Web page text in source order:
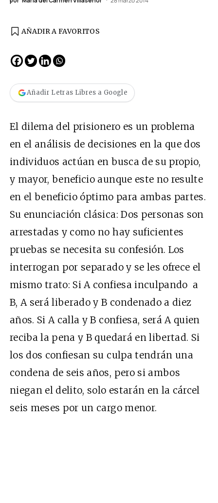
AÑADIR A FAVORITOS
Añadir Letras Libres a Google
El dilema del prisionero es un problema
en el análisis de decisiones en la que dos
individuos actúan en busca de su propio,
y mayor, beneficio aunque este no resulte
en el beneficio óptimo para ambas partes.
Su enunciación clásica: Dos personas son
arrestadas y como no hay suficientes
pruebas se necesita su confesión. Los
interrogan por separado y se les ofrece el
mismo trato: Si A confiesa inculpando a
B, A será liberado y B condenado a diez
años. Si A calla y B confiesa, será A quien
reciba la pena y B quedará en libertad. Si
los dos confiesan su culpa tendrán una
condena de seis años, pero si ambos
niegan el delito, solo estarán en la cárcel
seis meses por un cargo menor.